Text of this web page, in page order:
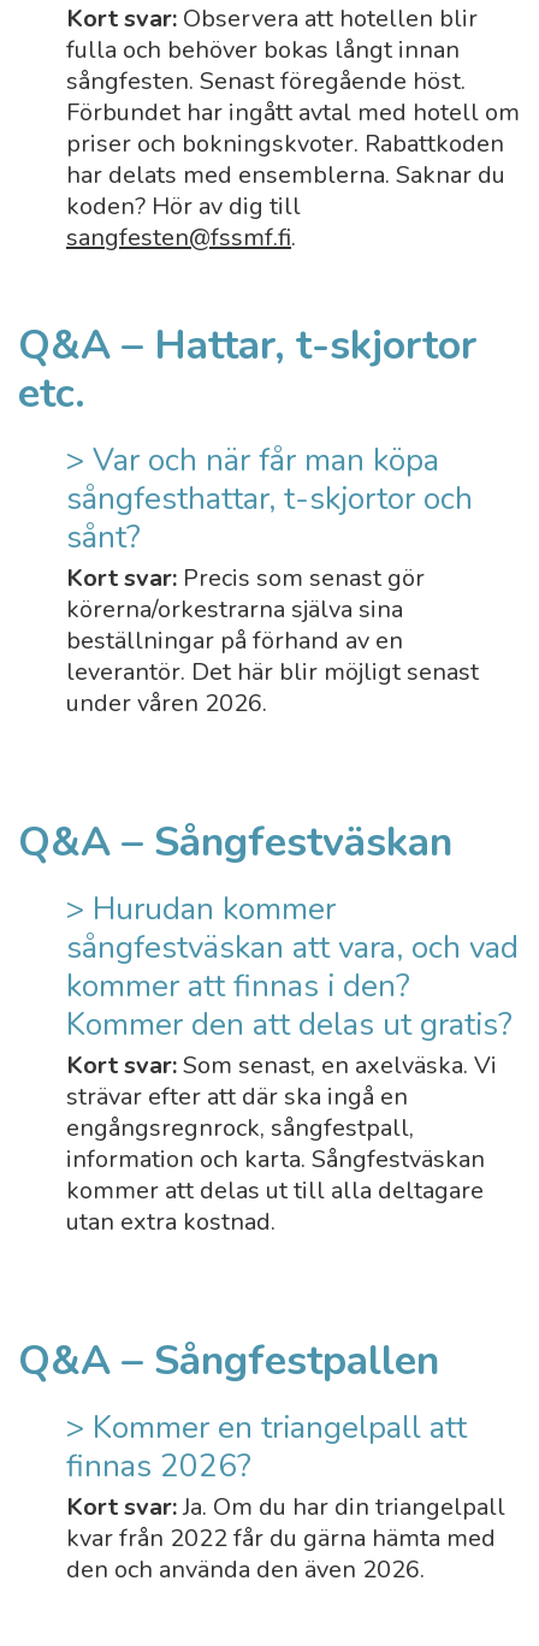
Kort svar: Observera att hotellen blir
fulla och behöver bokas långt innan
sångfesten. Senast föregående höst.
Förbundet har ingått avtal med hotell om
priser och bokningskvoter. Rabattkoden
har delats med ensemblerna. Saknar du
koden? Hör av dig till
sangfesten@fssmf.fi.
Q&A – Hattar, t-skjortor
etc.
> Var och när får man köpa
sångfesthattar, t-skjortor och
sånt?
Kort svar: Precis som senast gör
körerna/orkestrarna själva sina
beställningar på förhand av en
leverantör. Det här blir möjligt senast
under våren 2026.
Q&A – Sångfestväskan
> Hurudan kommer
sångfestväskan att vara, och vad
kommer att finnas i den?
Kommer den att delas ut gratis?
Kort svar:Som senast, en axelväska. Vi
strävar efter att där ska ingå en
engångsregnrock, sångfestpall,
information och karta. Sångfestväskan
kommer att delas ut till alla deltagare
utan extra kostnad.
Q&A – Sångfestpallen
> Kommer en triangelpall att
finnas 2026?
Kort svar:Ja. Om du har din triangelpall
kvar från 2022 får du gärna hämta med
den och använda den även 2026.